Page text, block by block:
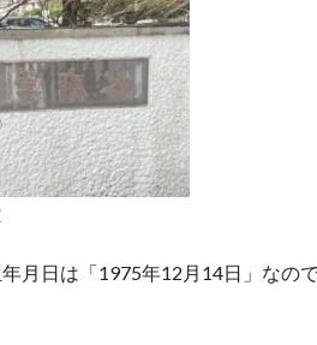
月日は「1975年12月14日」なの